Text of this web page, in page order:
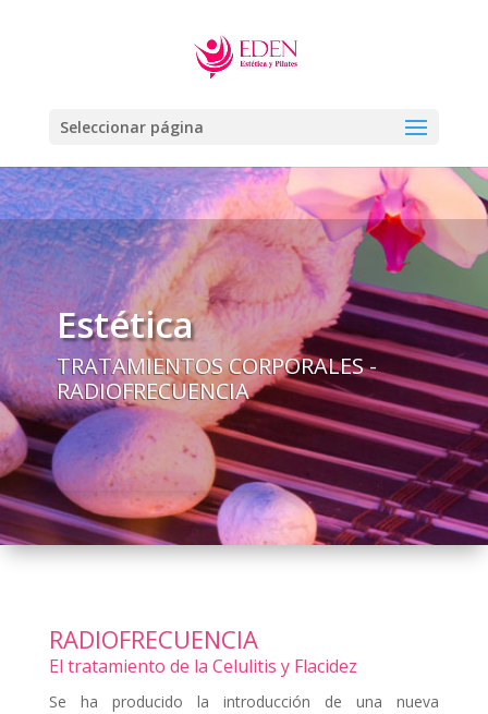
Seleccionar página
Estética
TRATAMIENTOS CORPORALES -
RADIOFRECUENCIA
RADIOFRECUENCIA
El tratamiento de la Celulitis y Flacidez
Se ha producido la introducción de una nueva